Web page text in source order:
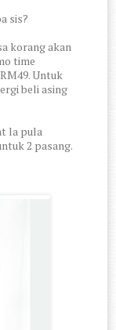
sis?
korang akan
time
Untuk
beli asing
la pula
2 pasang.